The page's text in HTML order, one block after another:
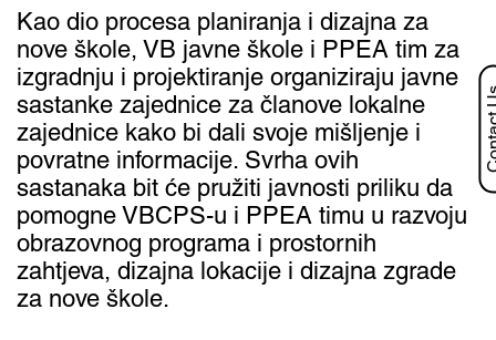
Kao dio procesa planiranja i dizajna za
nove škole, VB javne škole i PPEA tim za
izgradnju i projektiranje organiziraju javne
sastanke zajednice za članove lokalne
zajednice kako bi dali svoje mišljenje i
povratne informacije. Svrha ovih
sastanaka bit će pružiti javnosti priliku da
pomogne VBCPS-u i PPEA timu u razvoju
obrazovnog programa i prostornih
zahtjeva, dizajna lokacije i dizajna zgrade
za nove škole.